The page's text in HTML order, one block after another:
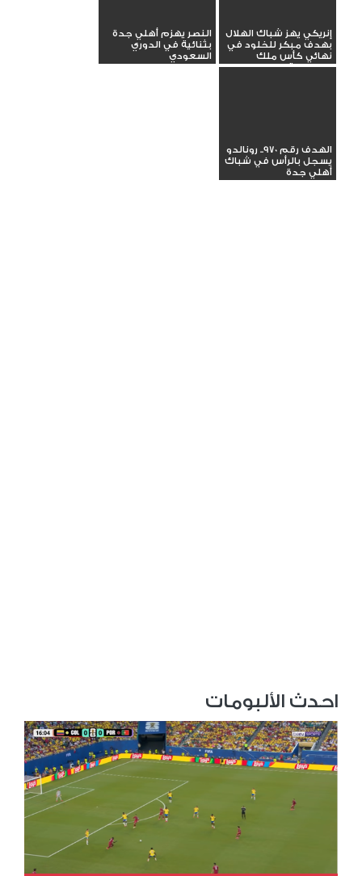
إنريكي يهز شباك الهلال
بهدف مبكر للخلود في
نهائي كأس ملك
السعودية
النصر يهزم أهلي جدة
بثنائية في الدوري
السعودي
الهدف رقم 970.. رونالدو
يسجل بالرأس في شباك
أهلي جدة
احدث الألبومات